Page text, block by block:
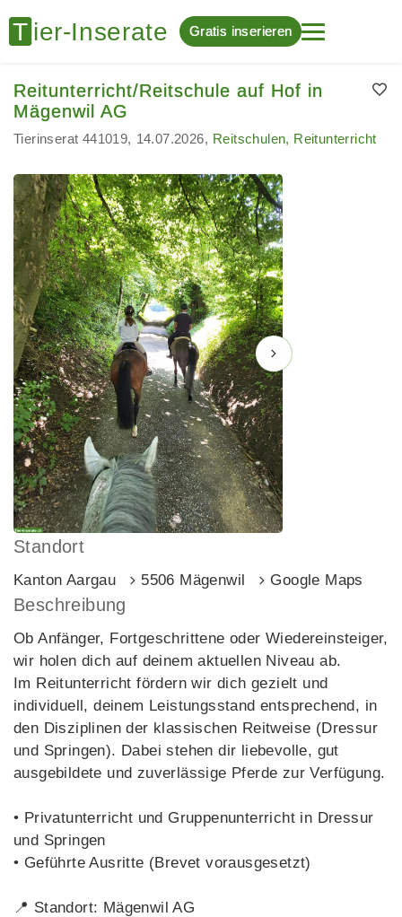
Gratis inserieren
Reitunterricht/Reitschule auf Hof in
Mägenwil AG
Tierinserat 441019 14.07.2026 Reitschulen, Reitunterricht
Standort
Kanton Aargau 5506 Mägenwil Google Maps
Beschreibung
Ob Anfänger, Fortgeschrittene oder Wiedereinsteiger,
wir holen dich auf deinem aktuellen Niveau ab.
Im Reitunterricht fördern wir dich gezielt und
individuell, deinem Leistungsstand entsprechend, in
den Disziplinen der klassischen Reitweise (Dressur
und Springen). Dabei stehen dir liebevolle, gut
ausgebildete und zuverlässige Pferde zur Verfügung.
• Privatunterricht und Gruppenunterricht in Dressur
und Springen
• Geführte Ausritte (Brevet vorausgesetzt)
​📍 Standort: Mägenwil AG